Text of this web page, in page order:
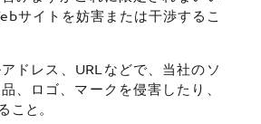
サイトを妨害または干渉するこ
ドレス、URLなどで、当社のソ
、ロゴ、マークを侵害したり、
こと。